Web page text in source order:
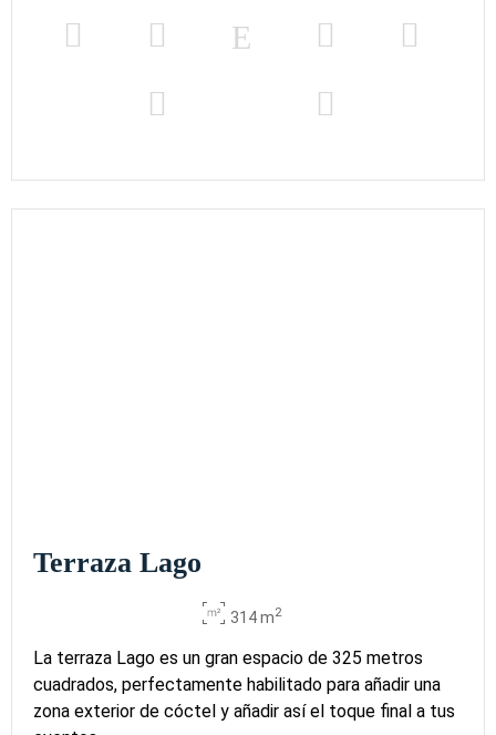
Terraza Lago
314 m2
La terraza Lago es un gran espacio de 325 metros
cuadrados, perfectamente habilitado para añadir una
zona exterior de cóctel y añadir así el toque final a tus